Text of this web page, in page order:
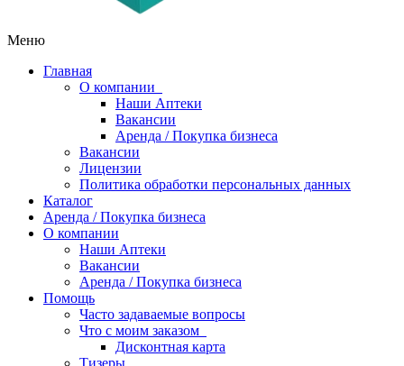
Меню
Главная
О компании
Наши Аптеки
Вакансии
Аренда / Покупка бизнеса
Вакансии
Лицензии
Политика обработки персональных данных
Каталог
Аренда / Покупка бизнеса
О компании
Наши Аптеки
Вакансии
Аренда / Покупка бизнеса
Помощь
Часто задаваемые вопросы
Что с моим заказом
Дисконтная карта
Тизеры